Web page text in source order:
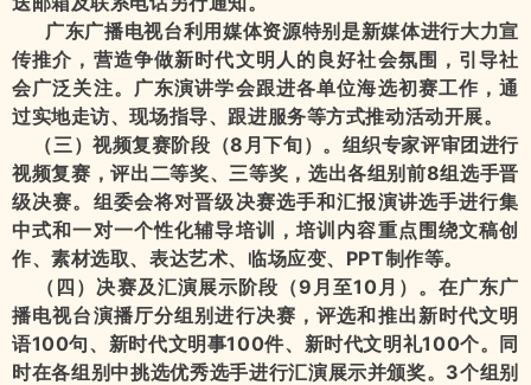
广东广播电视台利用媒体资源特别是新媒体进行大力宣
传推介，营造争做新时代文明人的良好社会氛围，引导社
会广泛关注。广东演讲学会跟进各单位海选初赛工作，通
过实地走访、现场指导、跟进服务等方式推动活动开展。
（三）视频复赛阶段（8月下旬）。组织专家评审团进行
视频复赛，评出二等奖、三等奖，选出各组别前8组选手晋
级决赛。组委会将对晋级决赛选手和汇报演讲选手进行集
中式和一对一个性化辅导培训，培训内容重点围绕文稿创
作、素材选取、表达艺术、临场应变、PPT制作等。
（四）决赛及汇演展示阶段（9月至10月）。在广东广
播电视台演播厅分组别进行决赛，评选和推出新时代文明
语100句、新时代文明事100件、新时代文明礼100个。同
时在各组别中挑选优秀选手进行汇演展示并颁奖。3个组别